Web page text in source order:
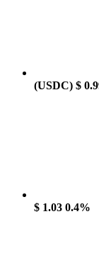
(USDC) $
$ 1.03 0.4%